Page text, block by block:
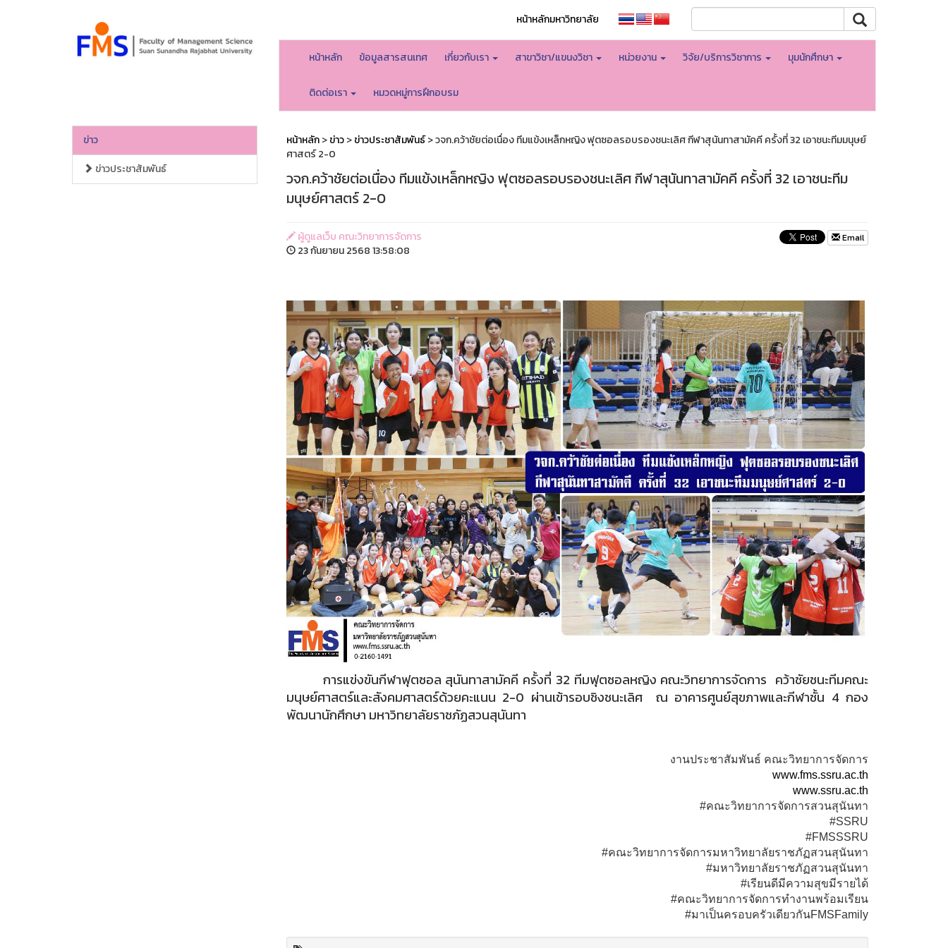
หน้าหลักมหาวิทยาลัย
หน้าหลัก ข้อมูลสารสนเทศ เกี่ยวกับเรา สาขาวิชา/แขนงวิชา หน่วยงาน วิจัย/บริการวิชาการ มุมนักศึกษา
ติดต่อเรา หมวดหมู่การฝึกอบรม
ข่าว
ข่าวประชาสัมพันธ์
หน้าหลัก>ข่าว>ข่าวประชาสัมพันธ์> วจก.คว้าชัยต่อเนื่อง ทีมแข้งเหล็กหญิง ฟุตซอลรอบรองชนะเลิศ กีฬาสุนันทาสามัคคี ครั้งที่ 32 เอาชนะทีมมนุษย์
ศาสตร์ 2-0
วจก.คว้าชัยต่อเนื่อง ทีมแข้งเหล็กหญิง ฟุตซอลรอบรองชนะเลิศ กีฬาสุนันทาสามัคคี ครั้งที่ 32 เอาชนะทีม
มนุษย์ศาสตร์ 2-0
ผู้ดูแลเว็บ คณะวิทยาการจัดการ
23 กันยายน 2568 13:58:08
Email
การแข่งขันกีฬาฟุตซอล สุนันทาสามัคคี ครั้งที่ 32 ทีมฟุตซอลหญิง คณะวิทยาการจัดการ คว้าชัยชนะทีมคณะ
มนุษย์ศาสตร์และสังคมศาสตร์ด้วยคะแนน 2-0 ผ่านเข้ารอบชิงชนะเลิศ ณ อาคารศูนย์สุขภาพและกีฬาชั้น 4 กอง
พัฒนานักศึกษา มหาวิทยาลัยราชภัฏสวนสุนันทา
งานประชาสัมพันธ์ คณะวิทยาการจัดการ
www.fms.ssru.ac.th
www.ssru.ac.th
#คณะวิทยาการจัดการสวนสุนันทา
#SSRU
#FMSSSRU
#คณะวิทยาการจัดการมหาวิทยาลัยราชภัฏสวนสุนันทา
#มหาวิทยาลัยราชภัฏสวนสุนันทา
#เรียนดีมีความสุขมีรายได้
#คณะวิทยาการจัดการทำงานพร้อมเรียน
#มาเป็นครอบครัวเดียวกันFMSFamily